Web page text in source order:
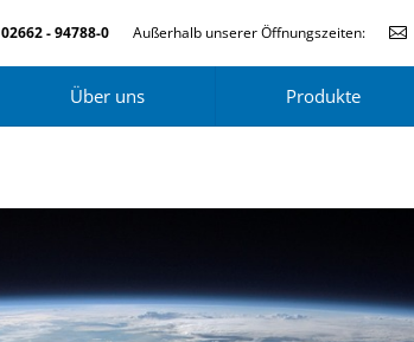
02662 - 94788-0 Außerhalb unserer Öffnungszeiten:
Über uns Produkte